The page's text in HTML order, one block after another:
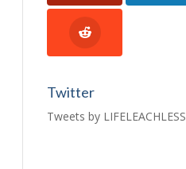
Twitter
Tweets by LIFELEACHLESS